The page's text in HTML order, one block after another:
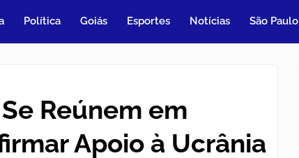
Política Goiás Esportes Notícias São Paulo
Reúnem em
Apoio à Ucrânia